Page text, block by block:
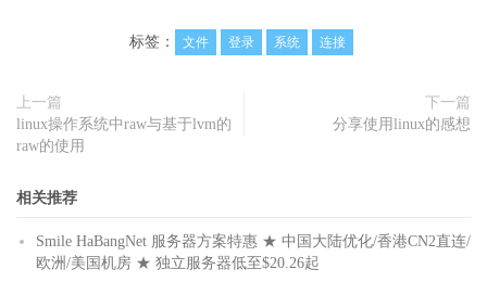
标签： 文件 登录 系统 连接
上一篇
linux操作系统中raw与基于lvm的
raw的使用
下一篇
分享使用linux的感想
相关推荐
Smile HaBangNet 服务器方案特惠 ★ 中国大陆优化/香港CN2直连/
欧洲/美国机房 ★ 独立服务器低至$20.26起